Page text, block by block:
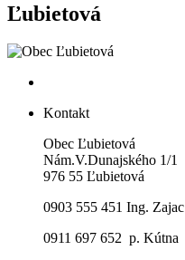
Ľubietová
Kontakt
Obec Ľubietová
Nám.V.Dunajského 1/1
976 55 Ľubietová
0903 555 451 Ing. Zajac
0911 697 652 p. Kútna